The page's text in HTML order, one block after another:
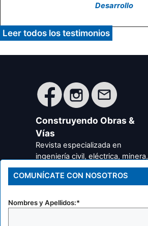
Desarrollo
Leer todos los testimonios
Construyendo Obras &
Vías
Revista especializada en
ingeniería civil, eléctrica, minera,
metalúrgica, transportes y
arquitectura, urbanismo y
RUC: 20605424245
COMUNÍCATE CON NOSOTROS
Nombres y Apellidos:*